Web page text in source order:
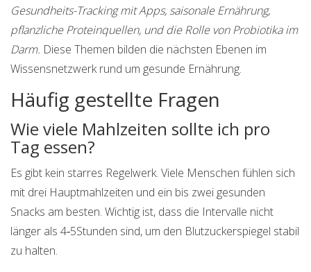
Gesundheits-Tracking mit Apps, saisonale Ernährung,
pflanzliche Proteinquellen, und die Rolle von Probiotika im
Darm. Diese Themen bilden die nächsten Ebenen im
Wissensnetzwerk rund um gesunde Ernährung.
Häufig gestellte Fragen
Wie viele Mahlzeiten sollte ich pro
Tag essen?
Es gibt kein starres Regelwerk. Viele Menschen fühlen sich
mit drei Hauptmahlzeiten und ein bis zwei gesunden
Snacks am besten. Wichtig ist, dass die Intervalle nicht
länger als 4‑5Stunden sind, um den Blutzuckerspiegel stabil
zu halten.